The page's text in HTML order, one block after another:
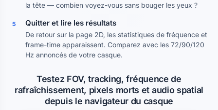
la tête — combien voyez-vous sans bouger les yeux ?
5 Quitter et lire les résultats
De retour sur la page 2D, les statistiques de fréquence et
frame-time apparaissent. Comparez avec les 72/90/120
Hz annoncés de votre casque.
Testez FOV, tracking, fréquence de
rafraîchissement, pixels morts et audio spatial
depuis le navigateur du casque